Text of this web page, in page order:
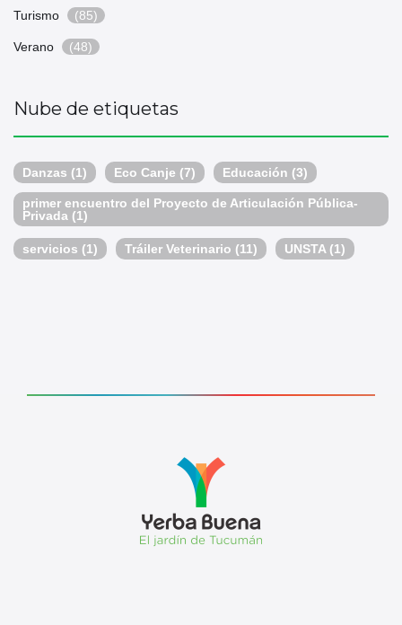
Turismo (85)
Verano (48)
Nube de etiquetas
Danzas (1) Eco Canje (7) Educación (3)
primer encuentro del Proyecto de Articulación Pública-
Privada (1)
servicios (1) Tráiler Veterinario (11) UNSTA (1)